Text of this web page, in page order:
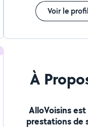
Voir le profil
À
AlloVoisins
prestations de